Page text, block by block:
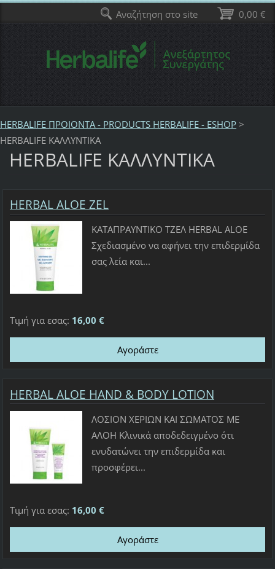
HERBALIFE ΠΡΟΙΟΝΤΑ - PRODUCTS HERBALIFE - ESHOP >
HERBALIFE ΚΑΛΛΥΝΤΙΚΑ
HERBALIFE ΚΑΛΛΥΝΤΙΚΑ
HERBAL ALOE ZEL
ΚΑΤΑΠΡΑΥΝΤΙΚΟ ΤΖΕΛ HERBAL ALOE
Σχεδιασμένο να αφήνει την επιδερμίδα
σας λεία και...
Τιμή για εσας: 16,00 €
HERBAL ALOE HAND & BODY LOTION
ΛΟΣΙΟΝ ΧΕΡΙΩΝ ΚΑΙ ΣΩΜΑΤΟΣ ΜΕ
ΑΛΟΗ Κλινικά αποδεδειγμένο ότι
ενυδατώνει την επιδερμίδα και
προσφέρει...
Τιμή για εσας: 16,00 €
0,00 €
Αναζήτηση στο site